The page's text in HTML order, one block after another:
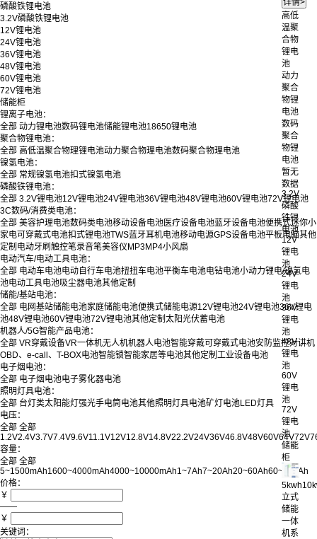
高低
温聚
合物
锂电
池
动力
聚合
物锂
电池
数码
聚合
物锂
电池
暂无
数据
3.2V
磷酸
铁锂
电池
12V
锂电
池
24V
锂电
池
36V
锂电
池
48V
锂电
池
60V
锂电
池
72V
锂电
池
储能
柜
立式
储能
一体
机系
磷酸铁锂电池
3.2V磷酸铁锂电池
12V锂电池
24V锂电池
36V锂电池
48V锂电池
60V锂电池
72V锂电池
储能柜
锂离子电池：
全部 动力锂电池数码锂电池储能锂电池18650锂电池
聚合物锂电池：
全部 高低温聚合物理锂电池动力聚合物理电池数码聚合物理电池
镍氢电池：
全部 常规镍氢电池扣式镍氢电池
磷酸铁锂电池：
全部 3.2V锂电池12V锂电池24V锂电池36V锂电池48V锂电池60V锂电池72V锂电池
3C数码/消费类电池：
全部 美容护理电池数码类电池移动设备电池医疗设备电池蓝牙设备电池便携式迷你小
家电可穿戴式电池扣式锂电池TWS蓝牙耳机电池移动电源GPS设备电池平板电脑其他
定制 电动牙刷 触控笔录音笔美容仪 MP3MP4小风扇
电动汽车/电动工具电池：
全部 电动车电池电动自行车电池扭扭车电池平衡车电池电钻电池小动力锂电/镍氢电
池电动工具电池吸尘器电池其他定制
储能/基站电池：
全部 电网基站储能电池家庭储能电池便携式储能电源12V锂电池24V锂电池36V锂电
池48V锂电池60V锂电池72V锂电池其他定制 太阳光伏蓄电池
机器人/5G智能产品电池：
全部 VR穿戴设备VR一体机无人机机器人电池智能穿戴可穿戴式电池安防监控对讲机
OBD、e-call、T-BOX电池智能锁智能家居等电池其他定制 工业设备电池
电子烟电池：
全部 电子烟电池电子雾化器电池
照明灯具电池：
全部 台灯类太阳能灯 强光手电筒电池其他照明灯具电池矿灯电池LED灯具
电压：
全部 全部
1.2V2.4V3.7V7.4V9.6V11.1V12V12.8V14.8V22.2V24V36V46.8V48V60V64V72V
容量：
全部 全部
5~1500mAh1600~4000mAh4000~10000mAh1~7Ah7~20Ah20~60Ah60~100Ah
价格：
￥
——
￥
关键词：